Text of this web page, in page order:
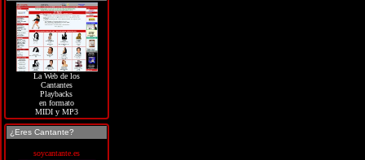
La Web de los
Cantantes
Playbacks
en formato
MIDI y MP3
¿Eres Cantante?
soycantante.es